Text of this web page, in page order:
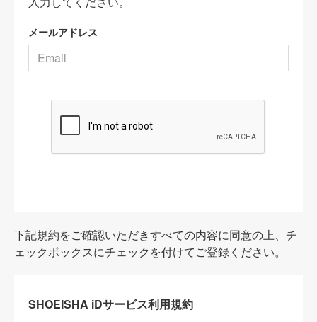
メールアドレス
下記規約をご確認いただきすべての内容に同意の上、チ
ェックボックスにチェックを付けてご登録ください。
SHOEISHA iDサービス利用規約